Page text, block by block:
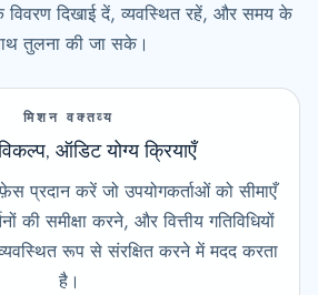
दिखाई दें, व्यवस्थित रहें, और समय के
तुलना की जा सके।
मिशन वक्तव्य
ऑडिट योग्य क्रियाएँ
प्रदान करें जो उपयोगकर्ताओं को सीमाएँ
की समीक्षा करने, और वित्तीय गतिविधियों
रूप से संरक्षित करने में मदद करता
है।